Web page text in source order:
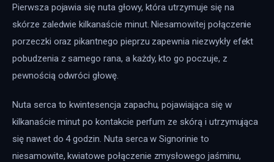
Pierwsza pojawia się nuta głowy, która utrzymuje się na
skórze zaledwie kilkanaście minut. Niesamowitej połączenie
porzeczki oraz pikantnego pieprzu zapewnia niezwykły efekt
pobudzenia z samego rana, a każdy, kto go poczuje, z
pewnością odwróci głowę.
Nuta serca to kwintesencja zapachu, pojawiająca się w
kilkanaście minut po kontakcie perfum ze skórą i utrzymująca
się nawet do 4 godzin. Nuta serca w Signorinie to
niesamowite, kwiatowe połączenie zmysłowego jaśminu,